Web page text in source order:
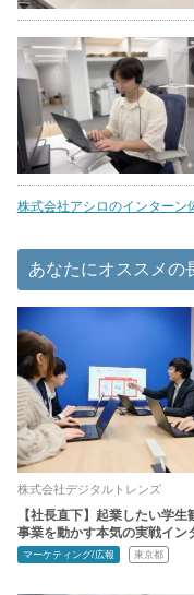
株式会社アシロのインターン
あなたにオススメの
株式会社デジタルトレンズ
【社長直下】起業したい学生
事業を動かす本気の実戦イン
マーケティング/広報 東京都